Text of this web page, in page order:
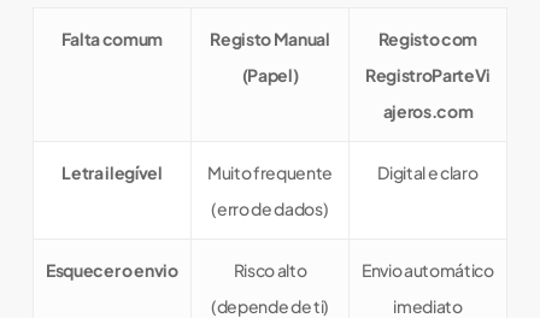
Falta comum
Registo Manual
(Papel)
Registo com
RegistroParteVi
ajeros.com
Letra ilegível
Muito frequente
(erro de dados)
Digital e claro
Esquecer o envio
Risco alto
(depende de ti)
Envio automático
imediato